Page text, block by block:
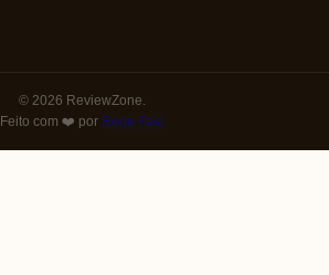
© 2026 ReviewZone.
Feito com ❤️ por Rede Fast